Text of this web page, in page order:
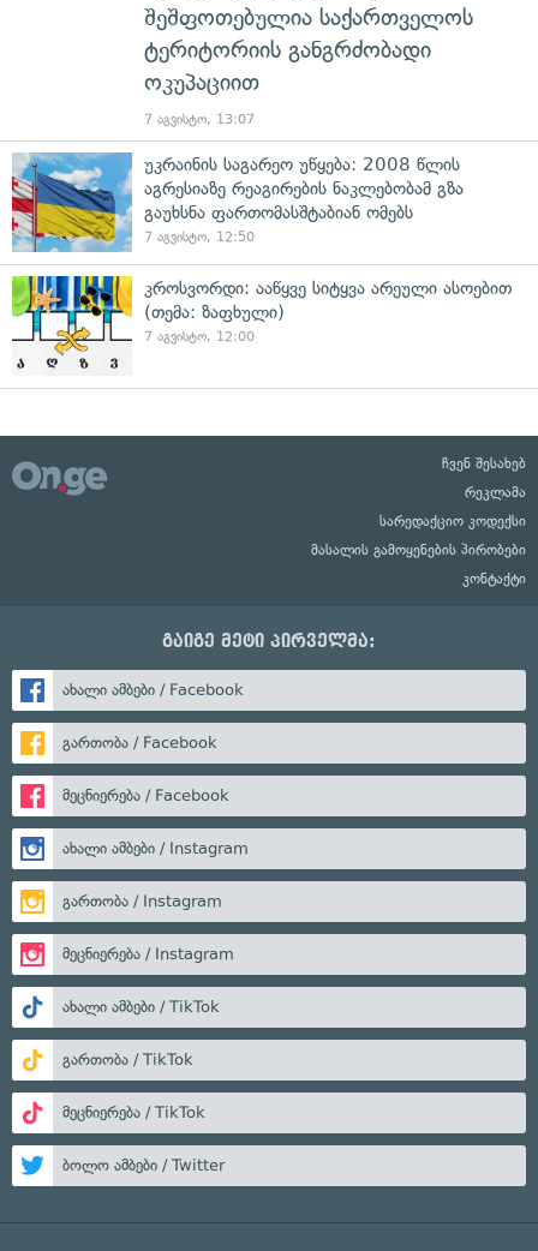
შეშფოთებულია საქართველოს
ტერიტორიის განგრძობადი
ოკუპაციით
7 აგვისტო, 13:07
უკრაინის საგარეო უწყება: 2008 წლის
აგრესიაზე რეაგირების ნაკლებობამ გზა
გაუხსნა ფართომასშტაბიან ომებს
7 აგვისტო, 12:50
კროსვორდი: ააწყვე სიტყვა არეული ასოებით
(თემა: ზაფხული)
7 აგვისტო, 12:00
ჩვენ შესახებ
რეკლამა
სარედაქციო კოდექსი
მასალის გამოყენების პირობები
კონტაქტი
გაიგე მეტი პირველმა:
ახალი ამბები / Facebook
გართობა / Facebook
მეცნიერება / Facebook
ახალი ამბები / Instagram
გართობა / Instagram
მეცნიერება / Instagram
ახალი ამბები / TikTok
გართობა / TikTok
მეცნიერება / TikTok
ბოლო ამბები / Twitter